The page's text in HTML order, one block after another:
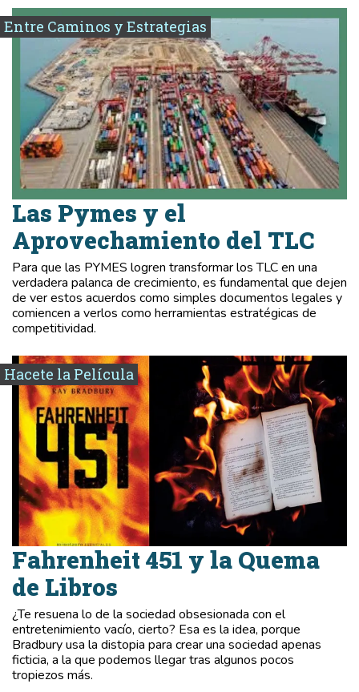
Entre Caminos y Estrategias
Las Pymes y el
Aprovechamiento del TLC
Para que las PYMES logren transformar los TLC en una
verdadera palanca de crecimiento, es fundamental que dejen
de ver estos acuerdos como simples documentos legales y
comiencen a verlos como herramientas estratégicas de
competitividad.
Hacete la Película
Fahrenheit 451 y la Quema
de Libros
¿Te resuena lo de la sociedad obsesionada con el
entretenimiento vacío, cierto? Esa es la idea, porque
Bradbury usa la distopia para crear una sociedad apenas
ficticia, a la que podemos llegar tras algunos pocos
tropiezos más.